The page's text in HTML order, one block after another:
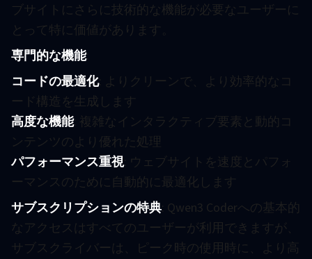
ブサイトにさらに技術的な機能が必要なユーザーに
とって特に価値があります。
専門的な機能:
コードの最適化: よりクリーンで、より効率的なコ
ード構造を生成します
高度な機能: 複雑なインタラクティブ要素と動的コ
ンテンツのより優れた処理
パフォーマンス重視: ウェブサイトを速度とパフォ
ーマンスのために自動的に最適化します
サブスクリプションの特典: Qwen3 Coderへの基本的
なアクセスはすべてのユーザーが利用できますが、
サブスクライバーは、ピーク時の使用時に、より高